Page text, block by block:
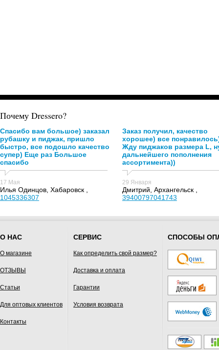
Почему Dressero?
Спасибо вам большое) заказал
рубашку и пиджак, пришло
быстро, все подошло качество
супер) Еще раз Большое
спасибо
17 Мая
Илья Одинцов, Хабаровск ,
1045336307
Заказ получил, качество
хорошее) все
Жду пиджаков размера L,
дальнейшего пополнения
ассортимента))
29 Января
Дмитрий, Архангельск ,
39400797041743
О НАС
О магазине
ОТЗЫВЫ
Статьи
Для оптовых клиентов
Контакты
СЕРВИС
Как определить свой размер?
Доставка и оплата
Гарантии
Условия возврата
СПОСОБЫ